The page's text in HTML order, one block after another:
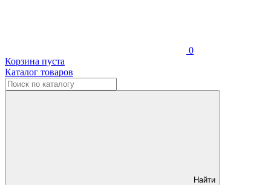
0
Корзина пуста
Каталог товаров
Найти